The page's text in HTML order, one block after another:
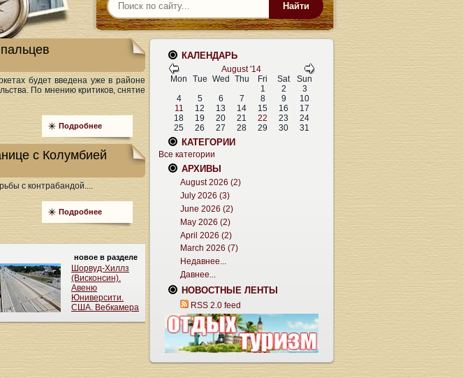
Найти
будет введена уже в районе
По мнению критиков, снятие
Подробнее
с Колумбией
с контрабандой....
Подробнее
КАЛЕНДАРЬ
August '14
Mon
Tue Wed Thu Fri Sat
Sun
1
2
3
4
5 6 7 8 9
10
11
12 13 14 15 16
17
18
19 20 21 22 23
24
25
26 27 28 29 30 31
КАТЕГОРИИ
Все категории
АРХИВЫ
August 2026 (2)
July 2026 (3)
June 2026 (2)
May 2026 (2)
April 2026 (2)
March 2026 (7)
Недавнее...
Давнее...
НОВОСТНЫЕ ЛЕНТЫ
RSS 2.0 feed